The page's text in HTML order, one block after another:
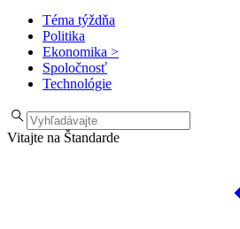
Téma týždňa
Politika
Ekonomika >
Spoločnosť
Technológie
Vitajte na Štandarde